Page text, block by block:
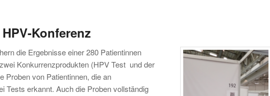
Konferenz
die Ergebnisse einer 280 Patientinnen
Konkurrenzprodukten (HPV Test und der
Proben von Patientinnen, die an
Tests erkannt. Auch die Proben vollständig